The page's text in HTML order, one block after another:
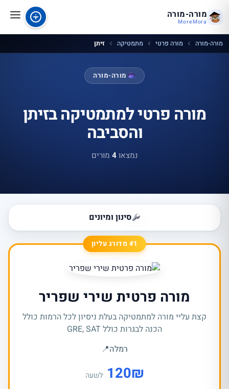
מורה-מורה
MoreMora
מורה-מורה מורה פרטי מתמטיקה זיתן
מורה-מורה
מורה פרטי למתמטיקה בזיתן
והסביבה
נמצאו4 מורים
סינון ומיונים
#1 מדורג עליון
מורה פרטית שירי שפריר
קצת עליי מורה למתמטיקה בעלת ניסיון לכל הרמות כולל
הכנה לבגרות כולל GRE, SAT
רמלה📍
₪
120 לשעה